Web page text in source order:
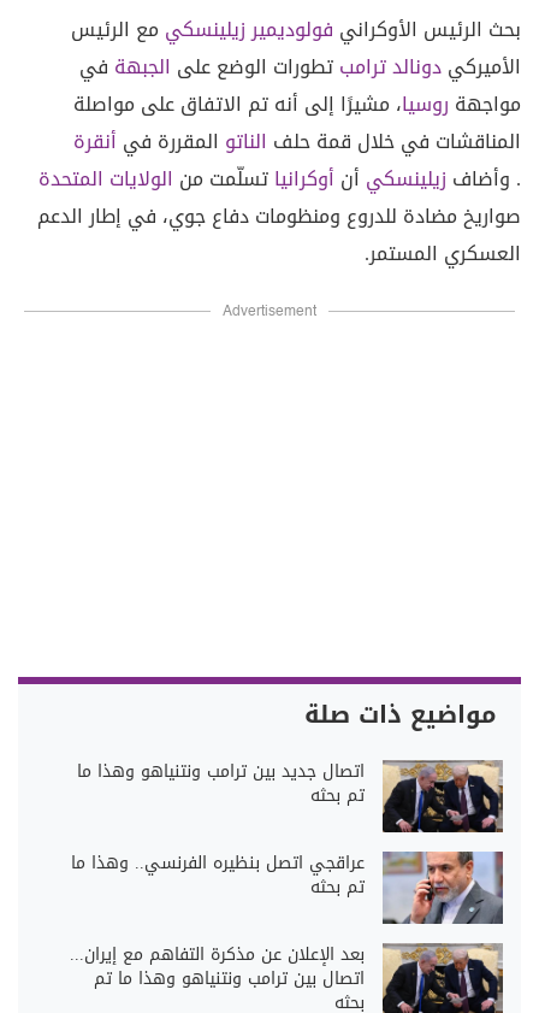
بحث الرئيس الأوكراني فولوديمير زيلينسكي مع الرئيس
الأميركيدونالد ترامبتطورات الوضع على الجبهة في
مواجهة روسيا، مشيرًا إلى أنه تم الاتفاق على مواصلة
المناقشات في خلال قمة حلف الناتو المقررة في أنقرة
. وأضاف زيلينسكي أن أوكرانياتسلّمت من الولايات المتحدة
صواريخ مضادة للدروع ومنظومات دفاع جوي، في إطار الدعم
العسكري المستمر.
Advertisement
مواضيع ذات صلة
اتصال جديد بين ترامب ونتنياهو وهذا ما
تم بحثه
عراقجي اتصل بنظيره الفرنسي.. وهذا ما
تم بحثه
بعد الإعلان عن مذكرة التفاهم مع إيران...
اتصال بين ترامب ونتنياهو وهذا ما تم
بحثه